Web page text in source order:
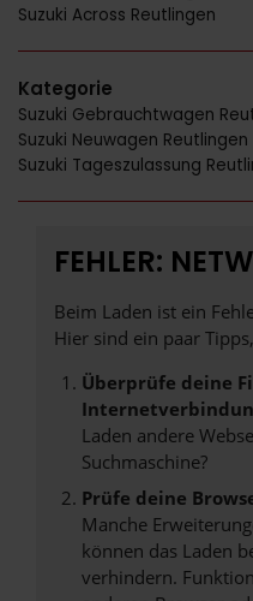
Suzuki Across Reutlingen
Kategorie
Suzuki Gebrauchtwagen
Suzuki Neuwagen Reutlingen
Suzuki Tageszulassung
FEHLER:
Beim Laden ist ein
Hier sind ein paar
Überprüfe deine
Laden andere
Suchmaschine?
Prüfe deine
Manche
können das Laden
verhindern.